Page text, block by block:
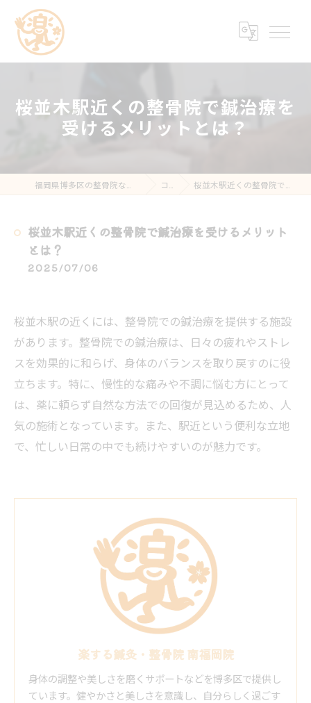
桜並木駅近くの整骨院で鍼治療を
受けるメリットとは？
コラム 桜並木駅近くの整骨院で鍼治療を受けるメリットとは？
桜並木駅近くの整骨院で鍼治療を受けるメリット
とは？
2025/07/06
桜並木駅の近くには、整骨院での鍼治療を提供する施設
があります。整骨院での鍼治療は、日々の疲れやストレ
スを効果的に和らげ、身体のバランスを取り戻すのに役
立ちます。特に、慢性的な痛みや不調に悩む方にとって
は、薬に頼らず自然な方法での回復が見込めるため、人
気の施術となっています。また、駅近という便利な立地
で、忙しい日常の中でも続けやすいのが魅力です。
楽する鍼灸・整骨院 南福岡院
身体の調整や美しさを磨くサポートなどを博多区で提供し
ています。健やかさと美しさを意識し、自分らしく過ごす